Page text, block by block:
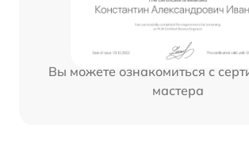
Вы можете ознакомиться с
мастера